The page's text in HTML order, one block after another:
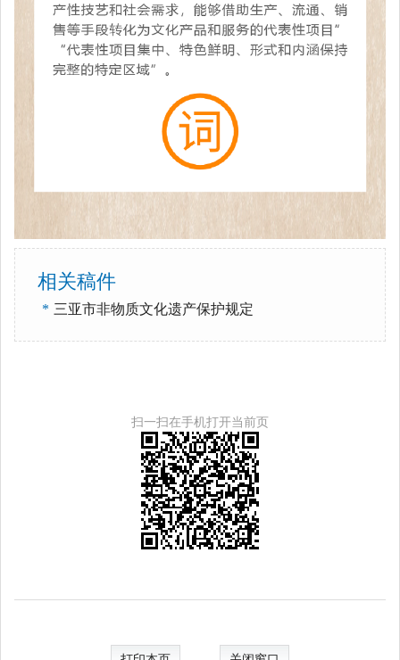
相关稿件
* 三亚市非物质文化遗产保护规定
扫一扫在手机打开当前页